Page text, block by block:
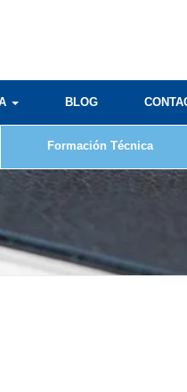
BLOG
Formación Técnica